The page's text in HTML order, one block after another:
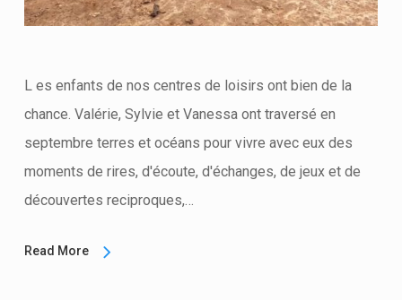
L es enfants de nos centres de loisirs ont bien de la
chance. Valérie, Sylvie et Vanessa ont traversé en
septembre terres et océans pour vivre avec eux des
moments de rires, d'écoute, d'échanges, de jeux et de
découvertes reciproques,…
Read More